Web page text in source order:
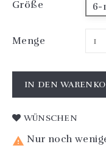
Größe 6-
Menge
IN DEN
WÜNSCHEN
 Nur noch